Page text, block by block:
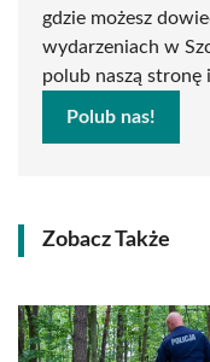
gdzie możesz
wydarzeniach w
polub naszą stronę
Polub nas!
Zobacz Także